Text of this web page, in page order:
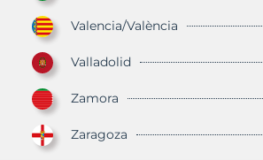
Valencia/València
Valladolid
Zamora
Zaragoza